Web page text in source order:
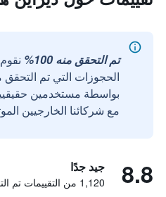
تم التحقق منه 100%
الحجوزات التي تم التحقق
مع شركائنا الخارجيين
8.8 جيد جدًا
1,120 من التقييمات تم التحقق منها